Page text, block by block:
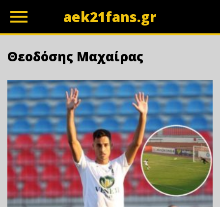
aek21fans.gr
Θεοδόσης Μαχαίρας